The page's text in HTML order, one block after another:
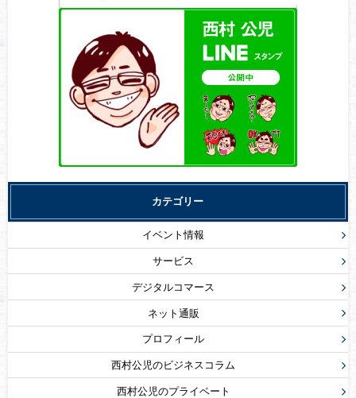
カテゴリー
イベント情報
サービス
デジタルコマース
ネット通販
プロフィール
西村公児のビジネスコラム
西村公児のプライベート